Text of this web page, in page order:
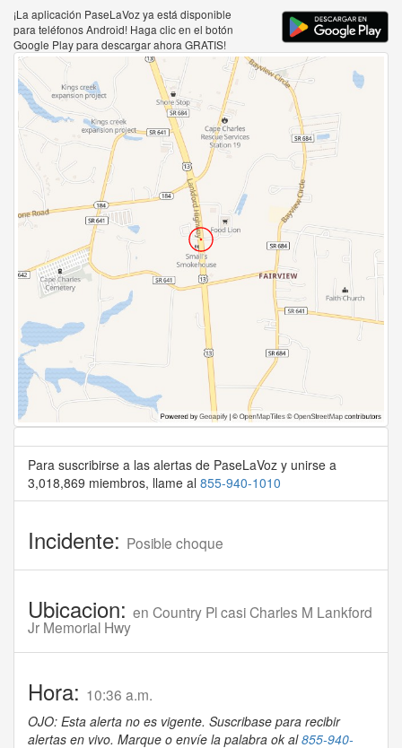
¡La aplicación PaseLaVoz ya está disponible
para teléfonos Android! Haga clic en el botón
Google Play para descargar ahora GRATIS!
Para suscribirse a las alertas de PaseLaVoz y unirse a
3,018,869 miembros, llame al 855-940-1010
Incidente: Posible choque
Ubicacion: en Country Pl casi Charles M Lankford
Jr Memorial Hwy
Hora: 10:36 a.m.
OJO: Esta alerta no es vigente. Suscribase para recibir
alertas en vivo. Marque o envíe la palabra ok al855-940-